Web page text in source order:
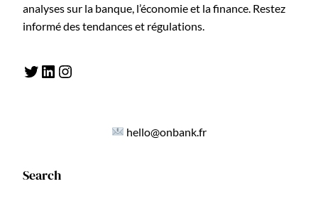
analyses sur la banque, l’économie et la finance. Restez
informé des tendances et régulations.
Twitter LinkedIn Instagram
hello@onbank.fr
Search